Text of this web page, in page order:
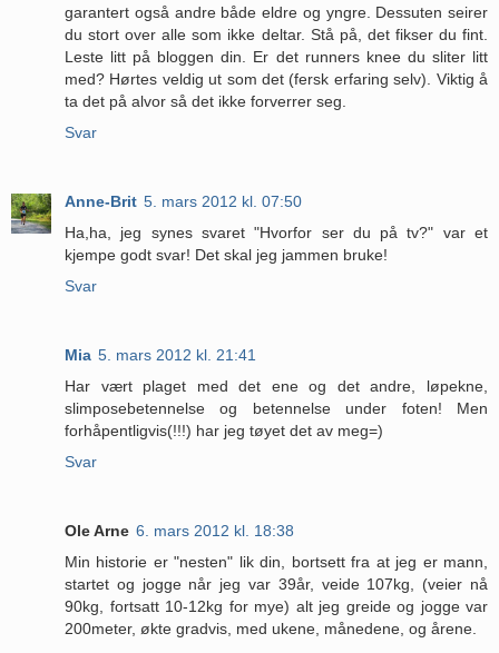
garantert også andre både eldre og yngre. Dessuten seirer
du stort over alle som ikke deltar. Stå på, det fikser du fint.
Leste litt på bloggen din. Er det runners knee du sliter litt
med? Hørtes veldig ut som det (fersk erfaring selv). Viktig å
ta det på alvor så det ikke forverrer seg.
Svar
Anne-Brit 5. mars 2012 kl. 07:50
Ha,ha, jeg synes svaret "Hvorfor ser du på tv?" var et
kjempe godt svar! Det skal jeg jammen bruke!
Svar
Mia 5. mars 2012 kl. 21:41
Har vært plaget med det ene og det andre, løpekne,
slimposebetennelse og betennelse under foten! Men
forhåpentligvis(!!!) har jeg tøyet det av meg=)
Svar
Ole Arne 6. mars 2012 kl. 18:38
Min historie er "nesten" lik din, bortsett fra at jeg er mann,
startet og jogge når jeg var 39år, veide 107kg, (veier nå
90kg, fortsatt 10-12kg for mye) alt jeg greide og jogge var
200meter, økte gradvis, med ukene, månedene, og årene.